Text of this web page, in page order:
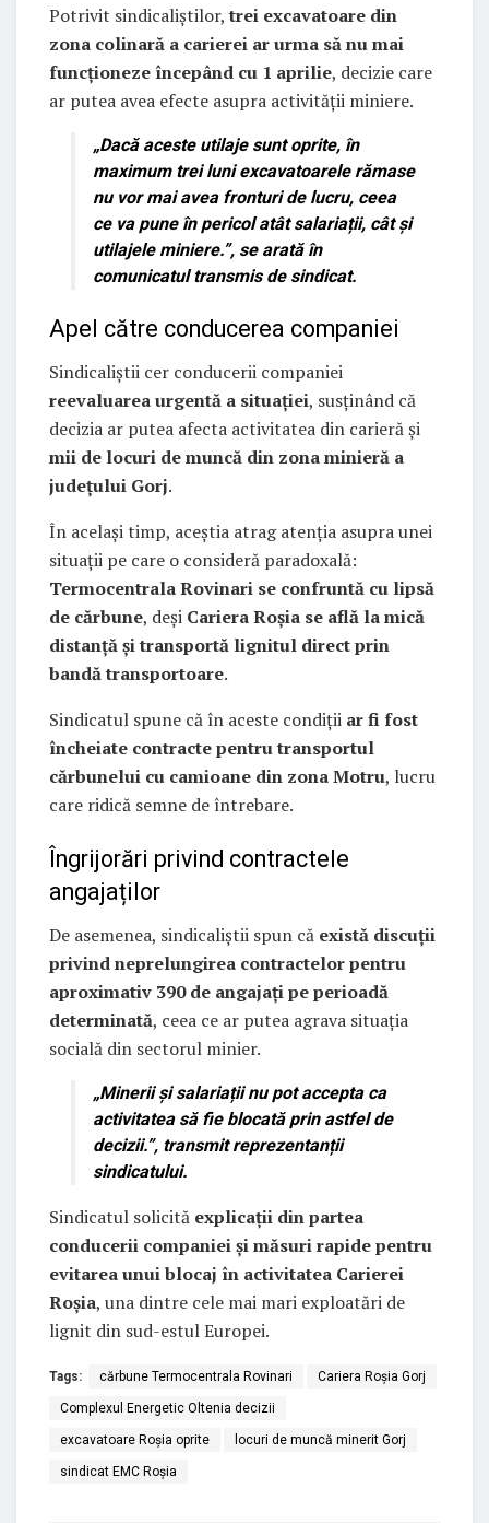
Potrivit sindicaliștilor,trei excavatoare din
zona colinară a carierei ar urma să nu mai
funcționeze începând cu 1 aprilie, decizie care
ar putea avea efecte asupra activității miniere.
„Dacă aceste utilaje sunt oprite, în
maximum trei luni excavatoarele rămase
nu vor mai avea fronturi de lucru, ceea
ce va pune în pericol atât salariații, cât și
utilajele miniere.”, se arată în
comunicatul transmis de sindicat.
Apel către conducerea companiei
Sindicaliștii cer conducerii companiei
reevaluarea urgentă a situației, susținând că
decizia ar putea afecta activitatea din carieră și
mii de locuri de muncă din zona minieră a
județului Gorj.
În același timp, aceștia atrag atenția asupra unei
situații pe care o consideră paradoxală:
Termocentrala Rovinari se confruntă cu lipsă
de cărbune, deși Cariera Roșia se află la mică
distanță și transportă lignitul direct prin
bandă transportoare.
Sindicatul spune că în aceste condiții ar fi fost
încheiate contracte pentru transportul
cărbunelui cu camioane din zona Motru, lucru
care ridică semne de întrebare.
Îngrijorări privind contractele
angajaților
De asemenea, sindicaliștii spun că există discuții
privind neprelungirea contractelor pentru
aproximativ 390 de angajați pe perioadă
determinată, ceea ce ar putea agrava situația
socială din sectorul minier.
„Minerii și salariații nu pot accepta ca
activitatea să fie blocată prin astfel de
decizii.”, transmit reprezentanții
sindicatului.
Sindicatul solicită explicații din partea
conducerii companiei și măsuri rapide pentru
evitarea unui blocaj în activitatea Carierei
Roșia, una dintre cele mai mari exploatări de
lignit din sud-estul Europei.
Tags: cărbune Termocentrala Rovinari Cariera Roșia Gorj
Complexul Energetic Oltenia decizii
excavatoare Roșia oprite locuri de muncă minerit Gorj
sindicat EMC Roșia